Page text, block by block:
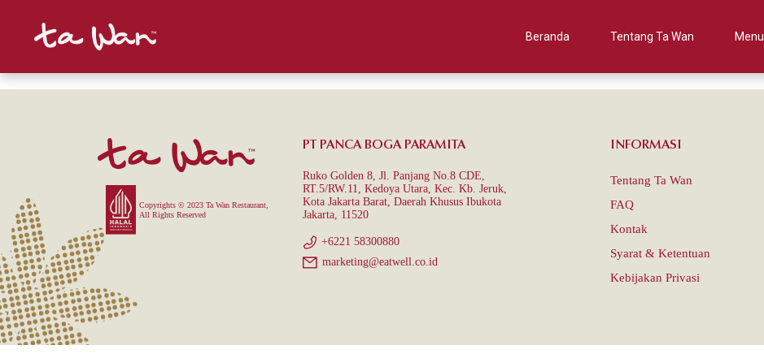
Beranda Tentang Ta Wan Menu
Copyrights © 2023 Ta Wan Restaurant,
All Rights Reserved
PT PANCA BOGA PARAMITA
Ruko Golden 8, Jl. Panjang No.8 CDE,
RT.5/RW.11, Kedoya Utara, Kec. Kb. Jeruk,
Kota Jakarta Barat, Daerah Khusus Ibukota
Jakarta, 11520
+6221 58300880
marketing@eatwell.co.id
INFORMASI
Tentang Ta Wan
FAQ
Kontak
Syarat & Ketentuan
Kebijakan Privasi